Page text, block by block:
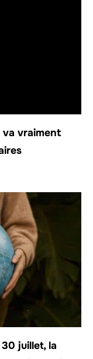
va vraiment
juillet, la